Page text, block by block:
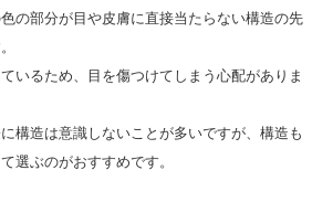
の部分が目や皮膚に直接当たらない構造の先
いるため、目を傷つけてしまう心配がありま
構造は意識しないことが多いですが、構造も
選ぶのがおすすめです。